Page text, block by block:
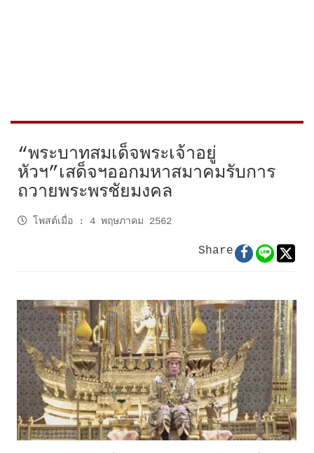
“พระบาทสมเด็จพระเจ้าอยู่
หัวฯ”เสด็จฯออกมหาสมาคมรับการ
ถวายพระพรชัยมงคล
โพสต์เมื่อ : 4 พฤษภาคม 2562
Share